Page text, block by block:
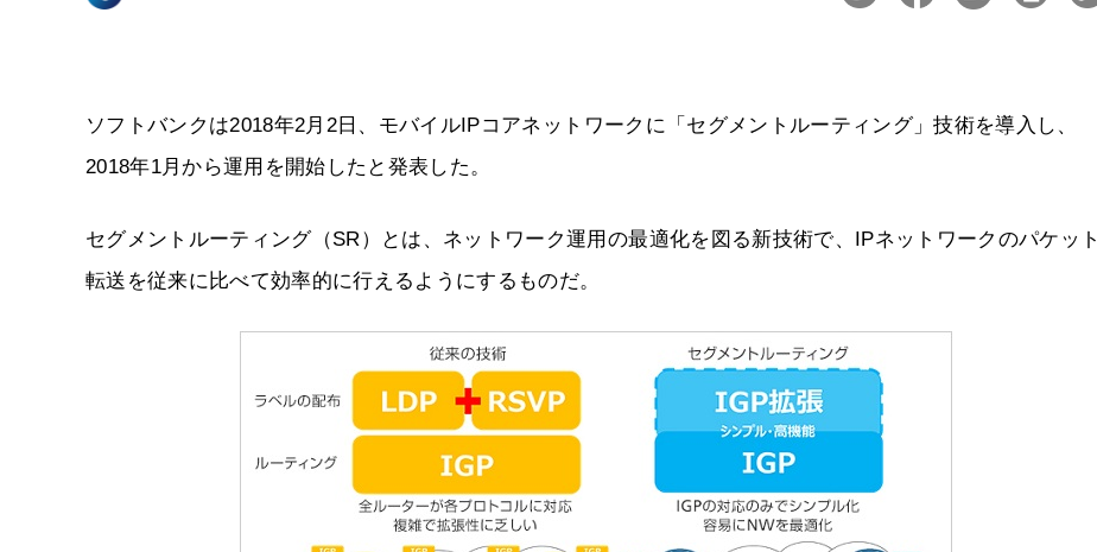
ソフトバンクは2018年2月2日、モバイルIPコアネットワークに「セグメントルーティング」技術を導入し、
2018年1月から運用を開始したと発表した。
セグメントルーティング（SR）とは、ネットワーク運用の最適化を図る新技術で、IPネットワークのパケット
転送を従来に比べて効率的に行えるようにするものだ。